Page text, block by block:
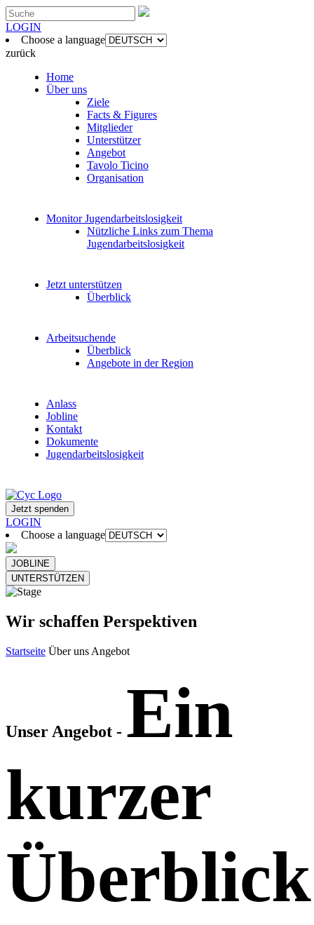
LOGIN
Choose a language
zurück
Home
Über uns
Ziele
Facts & Figures
Mitglieder
Unterstützer
Angebot
Tavolo Ticino
Organisation
Monitor Jugendarbeitslosigkeit
Nützliche Links zum Thema
Jugendarbeitslosigkeit
Jetzt unterstützen
Überblick
Arbeitsuchende
Überblick
Angebote in der Region
Anlass
Jobline
Kontakt
Dokumente
Jugendarbeitslosigkeit
Jetzt spenden
LOGIN
Choose a language
JOBLINE
UNTERSTÜTZEN
Wir schaffen Perspektiven
Startseite Über uns Angebot
Unser Angebot - Ein
kurzer
Überblick